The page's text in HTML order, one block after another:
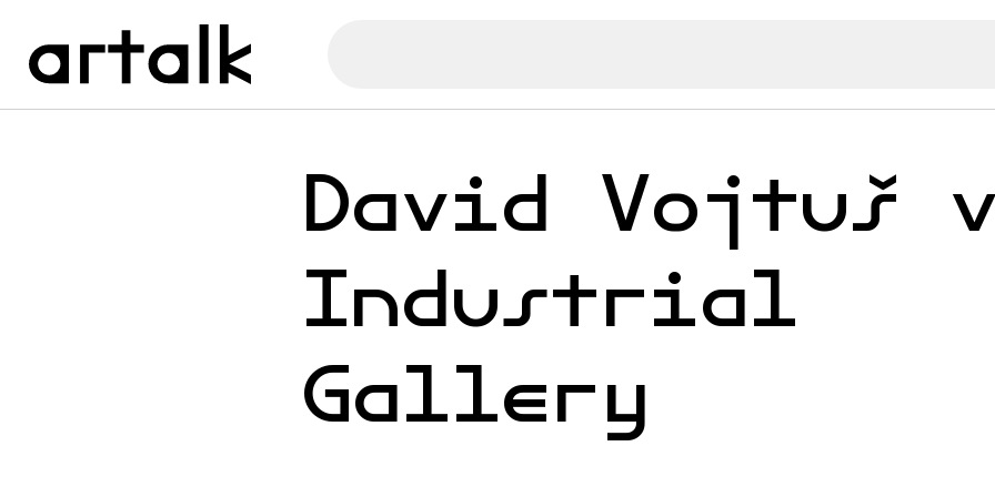
David Vojtuš
Industrial
Gallery